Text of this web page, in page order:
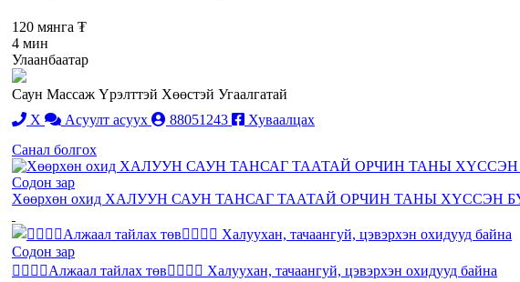
120 мянга ₮
4 мин
Улаанбаатар
Саун Массаж Үрэлттэй Хөөстэй Угаалгатай
X
Асуулт асуух 88051243
Хуваалцах
Санал болгох
Содон зар
Хөөрхөн охид ХАЛУУН САУН ТАНСАГ ТААТАЙ ОРЧИН ТАНЫ ХҮССЭН
Содон зар
❤️‍🔥❤️‍🔥Алжаал тайлах төв❤️‍🔥❤️‍🔥 Халуухан, тачаангуй, цэвэрхэн охидууд байна